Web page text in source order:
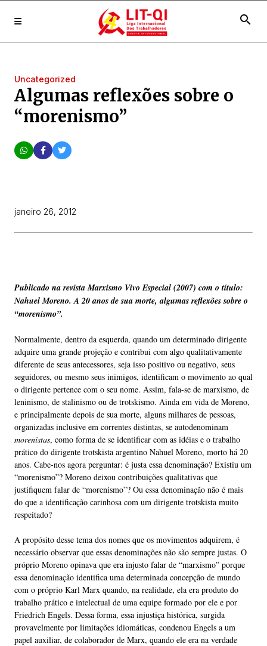
search
Uncategorized
Algumas reflexões sobre o
“morenismo”
janeiro 26, 2012
Publicado na revista Marxismo Vivo Especial (2007) com o título:
Nahuel Moreno. A 20 anos de sua morte, algumas reflexões sobre o
“morenismo”.
Normalmente, dentro da esquerda, quando um determinado dirigente
adquire uma grande projeção e contribui com algo qualitativamente
diferente de seus antecessores, seja isso positivo ou negativo, seus
seguidores, ou mesmo seus inimigos, identificam o movimento ao qual
o dirigente pertence com o seu nome. Assim, fala-se de marxismo, de
leninismo, de stalinismo ou de trotskismo. Ainda em vida de Moreno,
e principalmente depois de sua morte, alguns milhares de pessoas,
organizadas inclusive em correntes distintas, se autodenominam
morenistas, como forma de se identificar com as idéias e o trabalho
prático do dirigente trotskista argentino Nahuel Moreno, morto há 20
anos. Cabe-nos agora perguntar: é justa essa denominação? Existiu um
“morenismo”? Moreno deixou contribuições qualitativas que
justifiquem falar de “morenismo”? Ou essa denominação não é mais
do que a identificação carinhosa com um dirigente trotskista muito
respeitado?
A propósito desse tema dos nomes que os movimentos adquirem, é
necessário observar que essas denominações não são sempre justas. O
próprio Moreno opinava que era injusto falar de “marxismo” porque
essa denominação identifica uma determinada concepção de mundo
com o próprio Karl Marx quando, na realidade, ela era produto do
trabalho prático e intelectual de uma equipe formado por ele e por
Friedrich Engels. Dessa forma, essa injustiça histórica, surgida
provavelmente por limitações idiomáticas, condenou Engels a um
papel auxiliar, de colaborador de Marx, quando ele era na verdade